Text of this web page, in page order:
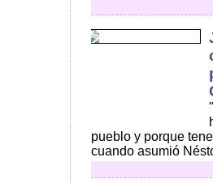
pueblo y porque
cuando asumió